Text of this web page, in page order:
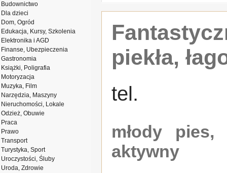
Budownictwo
Dla dzieci
Dom, Ogród
Edukacja, Kursy, Szkolenia
Elektronika i AGD
Finanse, Ubezpieczenia
Gastronomia
Książki, Poligrafia
Motoryzacja
Muzyka, Film
Narzędzia, Maszyny
Nieruchomości, Lokale
Odzież, Obuwie
Praca
Prawo
Transport
Turystyka, Sport
Uroczystości, Śluby
Uroda, Zdrowie
piekła,
tel.
młody pies,
aktywny